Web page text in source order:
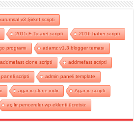
v3 Şirket scripti
2015 E Ticaret scripti 2016 haber scripti
programı adamz v1.3 blogger teması
addmefast clone scripti addmefast scripti
paneli scripti admin paneli template
agar io clone indir Agar io scripti
açılır pencereler wp eklenti ücretsiz